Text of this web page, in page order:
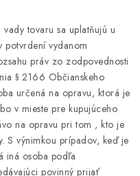
tovaru sa uplatňujú u
potvrdení vydanom
práv zo zodpovednosti
§ 2166 Občianskeho
určená na opravu, ktorá je
v mieste pre kupujúceho
na opravu pri tom , kto je
S výnimkou prípadov, keď je
iná osoba podľa
povinný prijať